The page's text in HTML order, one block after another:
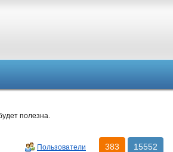
полезна.
383 15552
Пользователи